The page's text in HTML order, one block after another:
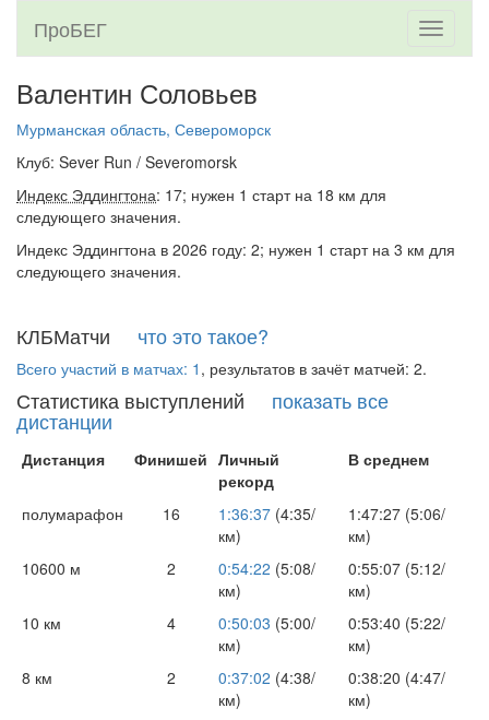
Toggle
ПроБЕГ
Валентин Соловьев
Мурманская область, Североморск
Клуб: Sever Run / Severomorsk
Индекс Эддингтона: 17; нужен 1 старт на 18 км для
следующего значения.
Индекс Эддингтона в 2026 году: 2; нужен 1 старт на 3 км для
следующего значения.
КЛБМатчи что это такое?
Всего участий в матчах: 1 , результатов в зачёт матчей: 2.
Статистика выступлений показать все
дистанции
Дистанция Финишей Личный
рекорд
В среднем
полумарафон 16 1:36:37 (4:35/
км)
1:47:27 (5:06/
км)
10600 м
2 0:54:22 (5:08/
км)
0:55:07 (5:12/
км)
10 км
4 0:50:03 (5:00/
км)
0:53:40 (5:22/
км)
8 км
2 0:37:02 (4:38/
км)
0:38:20 (4:47/
км)